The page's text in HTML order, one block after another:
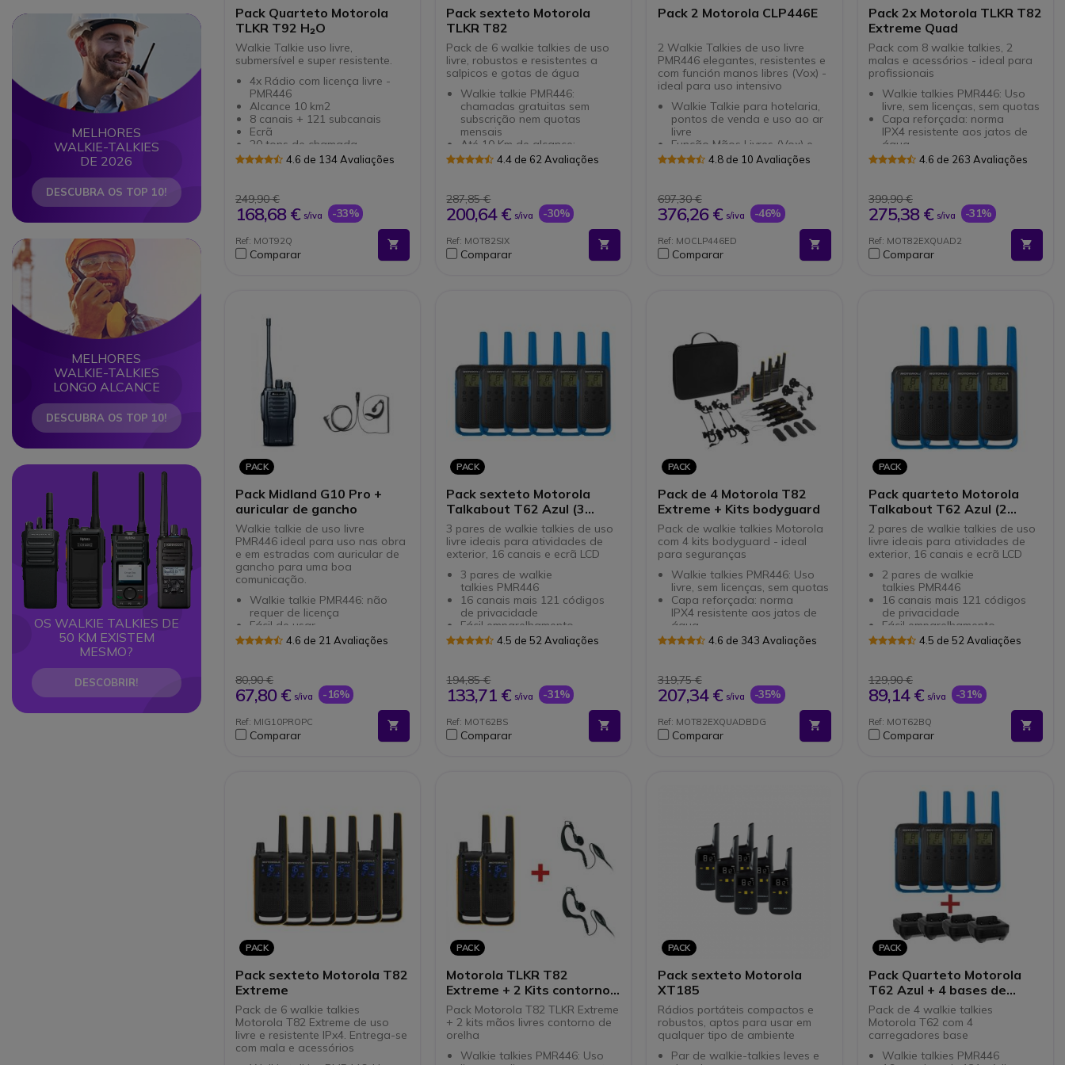
Pack Quarteto Motorola
TLKR T92 H₂O
Walkie Talkie uso livre,
submersível e super resistente.
4x Rádio com licença livre -
PMR446
Alcance 10 km2
8 canais + 121 subcanais
Ecrã
20 tons de chamada
Mãos livres
Botão alerta de emergência
1m durante 30 min.
Mala de mão de transporte
Bateria com duração até 16h
4.6 de 134 Avaliações
249,90 €
168,68 € s/iva -33%
Ref: MOT92Q
Comparar
Pack sexteto Motorola
TLKR T82
Pack de 6 walkie talkies de uso
livre, robustos e resistentes a
salpicos e gotas de água
Walkie talkie PMR446:
chamadas gratuitas sem
subscrição nem quotas
mensais
Até 10 Km de alcance:
comunicações longa distância
Cobertura reforçada IPX2:
resistente a gotas e salpicos
de água
Ecrã oculto: simplificando a
navegação e configuração
Baterias de NiMH: 18 horas de
de habitação
Conector de carga USB e Jack
Pack inclui 6 walkie talkies (3
pares) com acessórios
incluídos
4.4 de 62 Avaliações
287,85 €
200,64 € s/iva -30%
Ref: MOT82SIX
Comparar
Pack 2 Motorola CLP446E
2 Walkie Talkies de uso livre
PMR446 elegantes, resistentes e
com función manos libres (Vox) -
ideal para uso intensivo
Walkie Talkie para hotelaria,
pontos de venda e uso ao ar
livre
Função Mãos Livres (Vox) e
acessórios seguros
Resistente: A quedas, água,
Sem licença: Comunicação
gratuita
Design discreto e elegante
com ampla cobertura até 7 km
Autonomia para acompanhar
o ritmo acelerado (até 18h)
4.8 de 10 Avaliações
697,30 €
376,26 € s/iva -46%
Ref: MOCLP446ED
Comparar
Pack 2x Motorola TLKR T82
Extreme Quad
Pack com 8 walkie talkies, 2
malas e acessórios - ideal para
profissionais
Walkie talkies PMR446: Uso
livre, sem licenças, sem quotas
Capa reforçada: norma
IPX4 resistente aos jatos de
água
Baterias NiMH: 18 horas de
16 canais e 121 sub-canais
Modo aviso por vibração
e iVox (comunicação mãos
Conexões USB de carga e
Jack 2.5mm
4.6 de 263 Avaliações
399,90 €
275,38 € s/iva -31%
Ref: MOT82EXQUAD2
Comparar
PACK
Pack Midland G10 Pro +
auricular de gancho
Walkie talkie de uso livre
PMR446 ideal para uso nas obra
e em estradas com auricular de
gancho para uma boa
comunicação.
Walkie talkie PMR446: não
requer de licença
Fácil de usar
32 canais (16 + pré-
programados) e 3 níveis de
Auricular gancho / contorno
de orelha
Microfone "Push to talk"
Acessório exclusivo para a
gama Kenwood
4.6 de 21 Avaliações
80,90 €
67,80 € s/iva -16%
Ref: MIG10PROPC
Comparar
PACK
Pack sexteto Motorola
Talkabout T62 Azul (3
pares)
3 pares de walkie talkies de uso
livre ideais para atividades de
exterior, 16 canais e ecrã LCD
3 pares de walkie
talkies PMR446
16 canais mais 121 códigos
de privacidade
Fácil emparelhamento
Ecrã LCD iluminado
Dupla potência: pilhas NiMH
ou pilhas alcalinas AA
standard
Carga USB
Entrada Jack 2,5 mm
Pack inclui 6 walkies Motorola
4.5 de 52 Avaliações
194,85 €
133,71 € s/iva -31%
Ref: MOT62BS
Comparar
PACK
Pack de 4 Motorola T82
Extreme + Kits bodyguard
Pack de walkie talkies Motorola
com 4 kits bodyguard - ideal
para seguranças
Walkie talkies PMR446: Uso
livre, sem licenças, sem quotas
Capa reforçada: norma
IPX4 resistente aos jatos de
água
Baterias NiMH: 18 horas de
16 canais e 121 sub-canais
Modo aviso por vibração
e iVox (comunicação mãos
Conexões USB de carga e
Jack 2.5mm
4.6 de 343 Avaliações
319,75 €
207,34 € s/iva -35%
Ref: MOT82EXQUADBDG
Comparar
PACK
Pack quarteto Motorola
Talkabout T62 Azul (2
pares)
2 pares de walkie talkies de uso
livre ideais para atividades de
exterior, 16 canais e ecrã LCD
2 pares de walkie
talkies PMR446
16 canais mais 121 códigos
de privacidade
Fácil emparelhamento
Ecrã LCD iluminado
Dupla potência: pilhas NiMH
ou pilhas alcalinas AA
standard
Carga USB
Entrada Jack 2,5 mm
Pack inclui 4 walkie talkies
4.5 de 52 Avaliações
129,90 €
89,14 € s/iva -31%
Ref: MOT62BQ
Comparar
PACK
Pack sexteto Motorola T82
Extreme
Pack de 6 walkie talkies
Motorola T82 Extreme de uso
livre e resistente IPx4. Entrega-se
com mala e acessórios
PACK
Motorola TLKR T82
Extreme + 2 Kits contorno
de orelha
Pack Motorola T82 TLKR Extreme
+ 2 kits mãos livres contorno de
orelha
Walkie talkies PMR446: Uso
PACK
Pack sexteto Motorola
XT185
Rádios portáteis compactos e
robustos, aptos para usar em
qualquer tipo de ambiente
Par de walkie-talkies leves e
PACK
Pack Quarteto Motorola
T62 Azul + 4 bases de
carga
Pack de 4 walkie talkies
Motorola T62 com 4
carregadores base
Walkie talkies PMR446
Circle
Circle
MELHORES
WALKIE-TALKIES
DE 2026
DESCUBRA OS TOP 10!
Circle
Circle
MELHORES
WALKIE-TALKIES
LONGO ALCANCE
DESCUBRA OS TOP 10!
Circle
Circle
OS WALKIE TALKIES DE
50 KM EXISTEM
MESMO?
DESCOBRIR!